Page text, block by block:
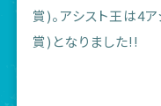
賞)。アシスト王は4
賞)となりました!!